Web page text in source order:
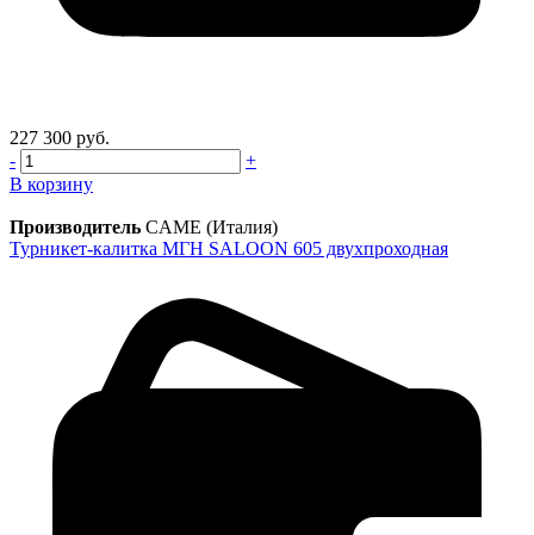
227 300 руб.
-
+
В корзину
Производитель CAME (Италия)
Турникет-калитка МГН SALOON 605 двухпроходная